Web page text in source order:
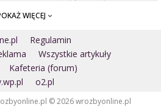
ZNAK ZODIAKU A
Jak ubrać się na randkę?
Jakie kolory ją/ jego uwiodą?
Jak ją/ jego uwieść?
MAGIA
Artykuły
WIĘCEJ
Regulamin
Wszystkie artykuły
Kafeteria (forum)
o2.pl
© 2026 wrozbyonline.pl